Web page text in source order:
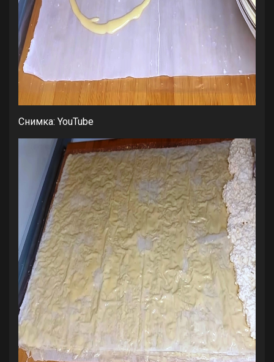
Снимка: YouTube